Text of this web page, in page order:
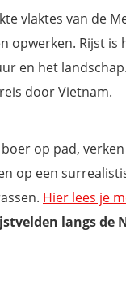
vlaktes van de
opwerken. Rijst
en het
door Vietnam.
op pad,
op een
Hier lees je
langs de